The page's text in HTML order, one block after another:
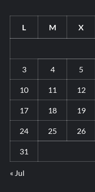
L M X
3 4 5
10 11 12
17 18 19
24 25 26
31
« Jul